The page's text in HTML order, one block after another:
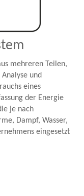
mehreren Teilen,
und
eines
der Energie
je nach
Dampf, Wasser,
eingesetzt